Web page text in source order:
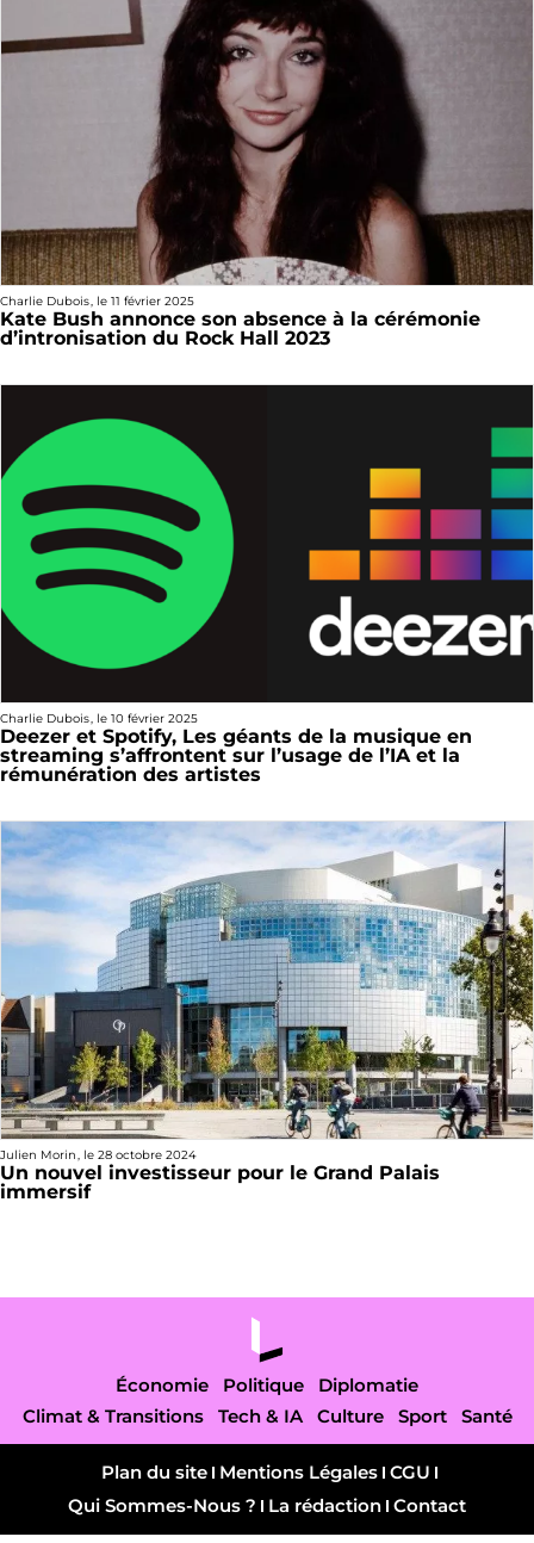
Charlie Dubois, le 11 février 2025
Kate Bush annonce son absence à la cérémonie
d’intronisation du Rock Hall 2023
Charlie Dubois, le 10 février 2025
Deezer et Spotify, Les géants de la musique en
streaming s’affrontent sur l’usage de l’IA et la
rémunération des artistes
Julien Morin, le 28 octobre 2024
Un nouvel investisseur pour le Grand Palais
immersif
Économie Politique
Diplomatie
Climat & Transitions
Tech & IA Culture Sport Santé
Plan du site Mentions Légales CGU
Qui Sommes-Nous ?
La rédaction Contact